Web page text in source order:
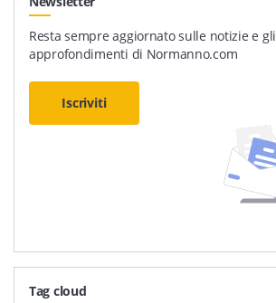
Resta sempre aggiornato sulle notizie e gli
approfondimenti di Normanno.com
Iscriviti
Tag cloud